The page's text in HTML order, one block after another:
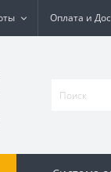
Оплата и